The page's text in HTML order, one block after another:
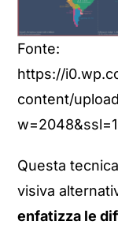
Fonte:
https://
content/
w=2048&ssl=1
Questa
visiva
enfatizza le